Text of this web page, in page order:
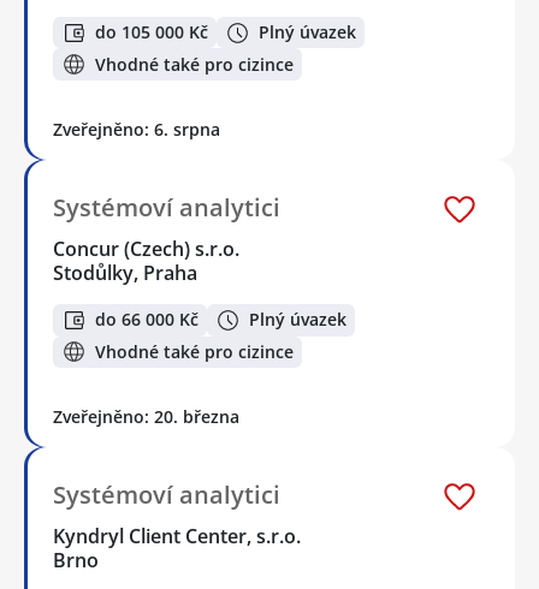
do 105 000 Kč
Plný úvazek
Vhodné také pro cizince
Zveřejněno: 6. srpna
Systémoví analytici
Concur (Czech) s.r.o.
Stodůlky, Praha
do 66 000 Kč
Plný úvazek
Vhodné také pro cizince
Zveřejněno: 20. března
Systémoví analytici
Kyndryl Client Center, s.r.o.
Brno